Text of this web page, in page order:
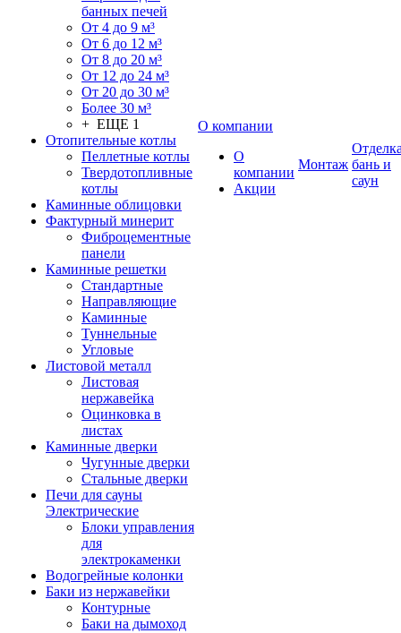
банных печей
От 4 до 9 м³
От 6 до 12 м³
От 8 до 20 м³
От 12 до 24 м³
От 20 до 30 м³
Более 30 м³
+ ЕЩЕ 1
Отопительные котлы
Пеллетные котлы
Твердотопливные
котлы
Каминные облицовки
Фактурный минерит
Фиброцементные
панели
Каминные решетки
Стандартные
Направляющие
Каминные
Туннельные
Угловые
Листовой металл
Листовая
нержавейка
Оцинковка в
листах
Каминные дверки
Чугунные дверки
Стальные дверки
Печи для сауны
Электрические
Блоки управления
для
электрокаменки
Водогрейные колонки
Баки из нержавейки
Контурные
Баки на дымоход
О компании
О
компании
Акции
Монтаж бань и
саун